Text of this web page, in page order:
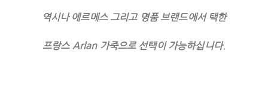
역시나 에르메스 그리고 명품 브랜드에서 택한
프랑스 Arlan 가죽으로 선택이 가능하십니다.